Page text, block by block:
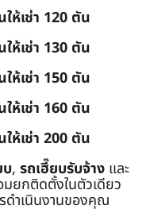
ให้เช่า 120 ตัน
ให้เช่า 130 ตัน
ให้เช่า 150 ตัน
ให้เช่า 160 ตัน
ให้เช่า 200 ตัน
บ, รถเฮี๊ยบรับจ้าง และ
ยกติดตั้งในตัวเดียว
ดำเนินงานของคุณ